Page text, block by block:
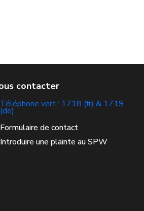
Formulaire de contact
Introduire une plainte au SPW